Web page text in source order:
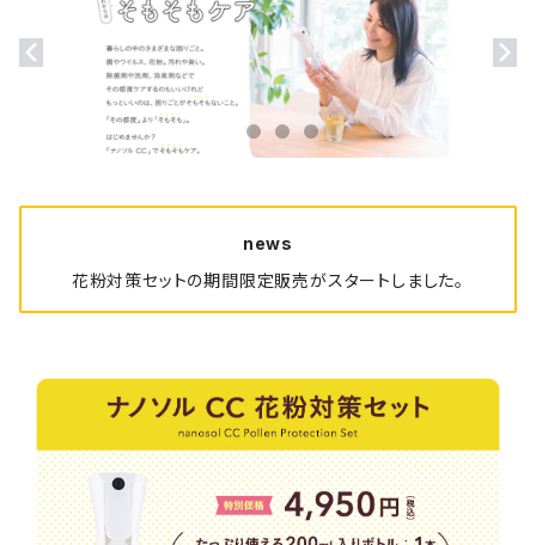
news
花粉対策セットの期間限定販売がスタートしました。